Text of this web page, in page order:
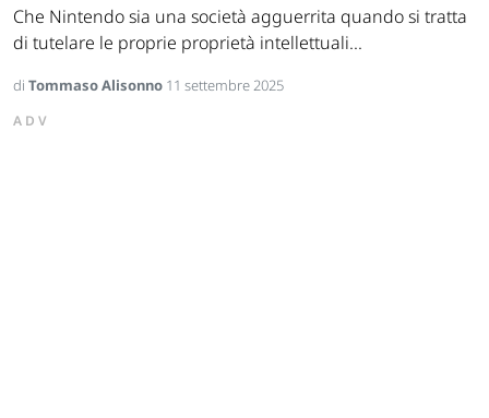
Che Nintendo sia una società agguerrita quando si tratta
di tutelare le proprie proprietà intellettuali...
di Tommaso Alisonno 11 settembre 2025
ADV